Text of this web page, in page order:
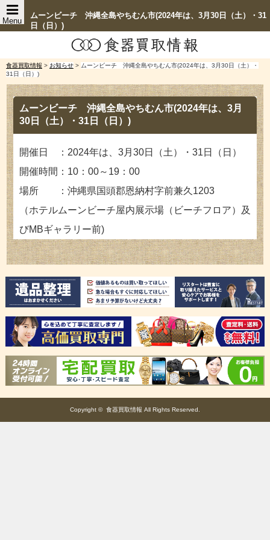
ムーンビーチ 沖縄全島やちむん市(2024年は、3月30日（土）・31
日（日）)
Menu
食器買取情報 > お知らせ > ムーンビーチ 沖縄全島やちむん市(2024年は、3月30日（土）・
31日（日）)
ムーンビーチ 沖縄全島やちむん市(2024年は、3月
30日（土）・31日（日）)
開催日 ：2024年は、3月30日（土）・31日（日）
開催時間：10：00～19：00
場所 ：沖縄県国頭郡恩納村字前兼久1203
（ホテルムーンビーチ屋内展示場（ビーチフロア）及
びMBギャラリー前)
Copyright © 食器買取情報 All Rights Reserved.